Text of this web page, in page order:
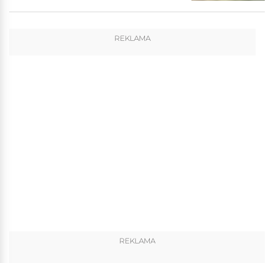
REKLAMA
REKLAMA